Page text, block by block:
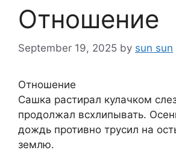
Отношение
September 19, 2025 by sun sun
Отношение
Сашка растирал кулачком
продолжал всхлипывать.
дождь противно трусил на
землю.